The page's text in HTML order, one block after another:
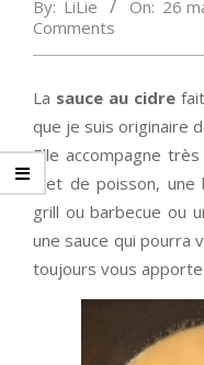
By: LiLie On: 26
Comments
La sauce au cidre
que je suis originaire
Elle accompagne
filet de poisson, une
grill ou barbecue ou
une sauce qui pourra
toujours vous